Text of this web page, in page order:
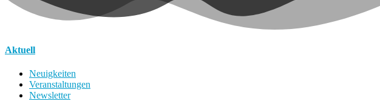
Aktuell
Neuigkeiten
Veranstaltungen
Newsletter